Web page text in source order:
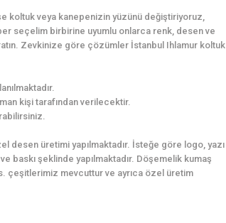
koltuk veya kanepenizin yüzünü değiştiriyoruz,
seçelim birbirine uyumlu onlarca renk, desen ve
Zevkinize göre çözümler İstanbul Ihlamur koltuk
kişi tarafından verilecektir.
desen üretimi yapılmaktadır. İsteğe göre logo, yazı
baskı şeklinde yapılmaktadır. Döşemelik kumaş
çeşitlerimiz mevcuttur ve ayrıca özel üretim